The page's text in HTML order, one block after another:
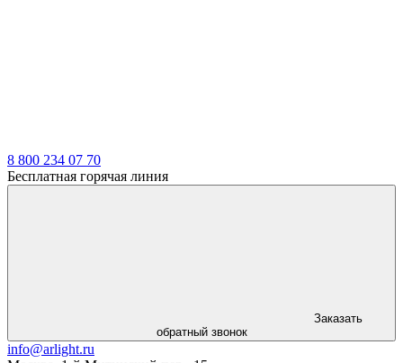
8 800 234 07 70
Бесплатная горячая линия
Заказать
обратный звонок
info@arlight.ru